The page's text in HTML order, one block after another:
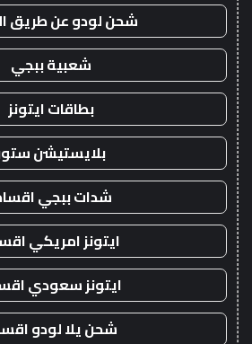
شحن لودو عن طريق
شعبية ببجي
بطاقات ايتونز
بلايستيشن
شدات ببجي
ايتونز امريكي
ايتونز سعودي
شحن يلا لودو